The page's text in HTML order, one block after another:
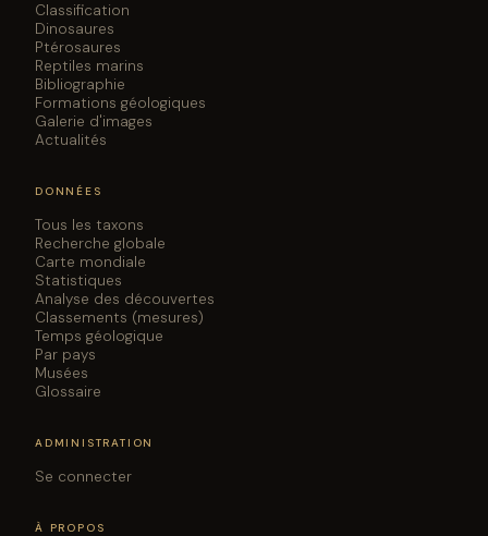
Classification
Dinosaures
Ptérosaures
Reptiles marins
Bibliographie
Formations géologiques
Galerie d'images
Actualités
DONNÉES
Tous les taxons
Recherche globale
Carte mondiale
Statistiques
Analyse des découvertes
Classements (mesures)
Temps géologique
Par pays
Musées
Glossaire
ADMINISTRATION
Se connecter
À PROPOS